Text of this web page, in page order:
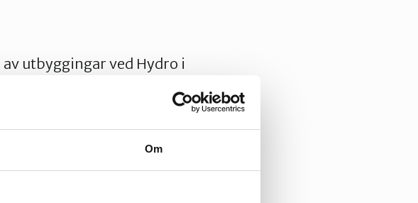
Om
utbyggingar ved Hydro i
til dette kan vi ta stilling til
seie om oss. Løysinga på
problem som er endå